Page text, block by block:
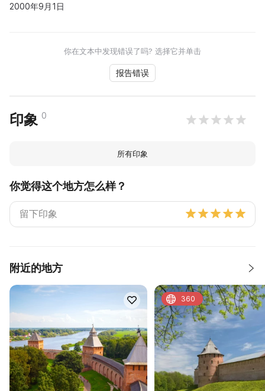
2000年9月1日
你在文本中发现错误了吗? 选择它并单击
报告错误
印象 0
所有印象
你觉得这个地方怎么样？
附近的地方
360